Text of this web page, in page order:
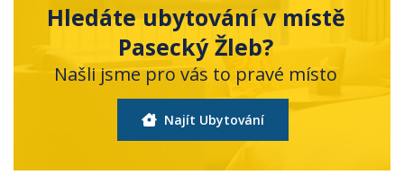
Hledáte ubytování v místě
Pasecký Žleb?
Našli jsme pro vás to pravé místo
Najít Ubytování